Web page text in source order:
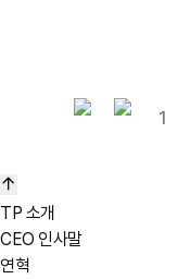
1
TP 소개
CEO 인사말
연혁